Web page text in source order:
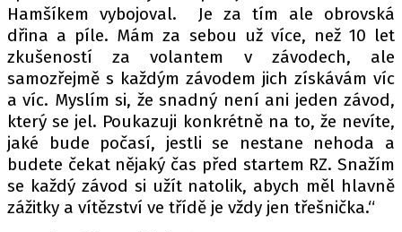
Hamšíkem vybojoval. Je za tím ale obrovská
dřina a píle. Mám za sebou už více, než 10 let
zkušeností za volantem v závodech, ale
samozřejmě s každým závodem jich získávám víc
a víc. Myslím si, že snadný není ani jeden závod,
který se jel. Poukazuji konkrétně na to, že nevíte,
jaké bude počasí, jestli se nestane nehoda a
budete čekat nějaký čas před startem RZ. Snažím
se každý závod si užít natolik, abych měl hlavně
zážitky a vítězství ve třídě je vždy jen třešnička.“